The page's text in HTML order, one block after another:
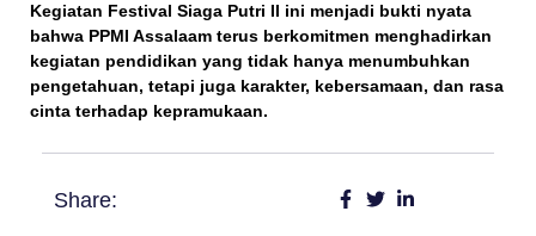
Kegiatan Festival Siaga Putri II ini menjadi bukti nyata
bahwa PPMI Assalaam terus berkomitmen menghadirkan
kegiatan pendidikan yang tidak hanya menumbuhkan
pengetahuan, tetapi juga karakter, kebersamaan, dan rasa
cinta terhadap kepramukaan.
Share: